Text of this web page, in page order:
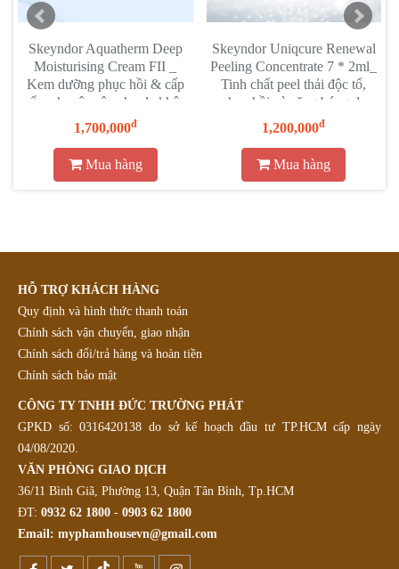
Skeyndor Aquatherm Deep
Moisturising Cream FII _
Kem dưỡng phục hồi & cấp
ẩm chuyên sâu cho da khô
nhạy cảm
1,700,000đ
Mua hàng
Skeyndor Uniqcure Renewal
Peeling Concentrate 7 * 2ml_
Tinh chất peel thải độc tố,
phục hồi và căng bóng da
1,200,000đ
Mua hàng
HỖ TRỢ KHÁCH HÀNG
Quy định và hình thức thanh toán
Chính sách vận chuyển, giao nhận
Chính sách đổi/trả hàng và hoàn tiền
Chính sách bảo mật
CÔNG TY TNHH ĐỨC TRƯỜNG PHÁT
GPKD số: 0316420138 do sở kế hoạch đầu tư TP.HCM cấp ngày
04/08/2020.
VĂN PHÒNG GIAO DỊCH
36/11 Bình Giã, Phường 13, Quận Tân Bình, Tp.HCM
ĐT: 0932 62 1800 - 0903 62 1800
Email: myphamhousevn@gmail.com